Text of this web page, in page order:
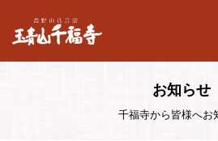
お知らせ
千福寺から皆様へお